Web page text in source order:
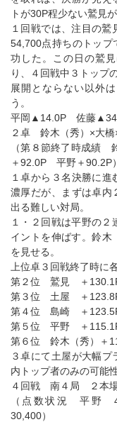
トが30P程少ない鷲見
１回戦では、注目の鷲
54,700点持ちのトップ
功した。この日の鷲
り、４回戦中３トップ
展開とならない以外
う。
平岡▲14.0P 佐藤
２卓 鈴木（秀）×大橋
（第８節終了時成績
＋92.0P 平野＋90.2P）
１卓から３名決勝に
濃厚だが、まずは卓内
出る難しい対局。
１・２回戦は平野の
イントを伸ばす。鈴木
を見せる。
上位卓３回戦終了時に
第２位 鷲見 ＋
第３位 土屋 ＋
第４位 島崎 ＋
第５位 平野 ＋
第６位 鈴木（秀）＋
３卓にて土屋が大幅
内トップ者のみの可能
４回戦 南４局 ２本
（点数状況 平野
30,400）